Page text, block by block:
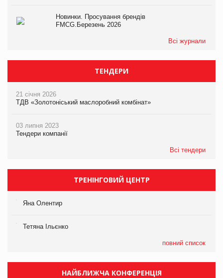
Новинки. Просування брендів
FMCG.Березень 2026
Всі журнали
ТЕНДЕРИ
21 січня 2026
ТДВ «Золотоніський маслоробний комбінат»
03 липня 2023
Тендери компанії
Всі тендери
ТРЕНІНГОВИЙ ЦЕНТР
Яна Олентир
Тетяна Ільєнко
повний список
НАЙБЛИЖЧА КОНФЕРЕНЦІЯ